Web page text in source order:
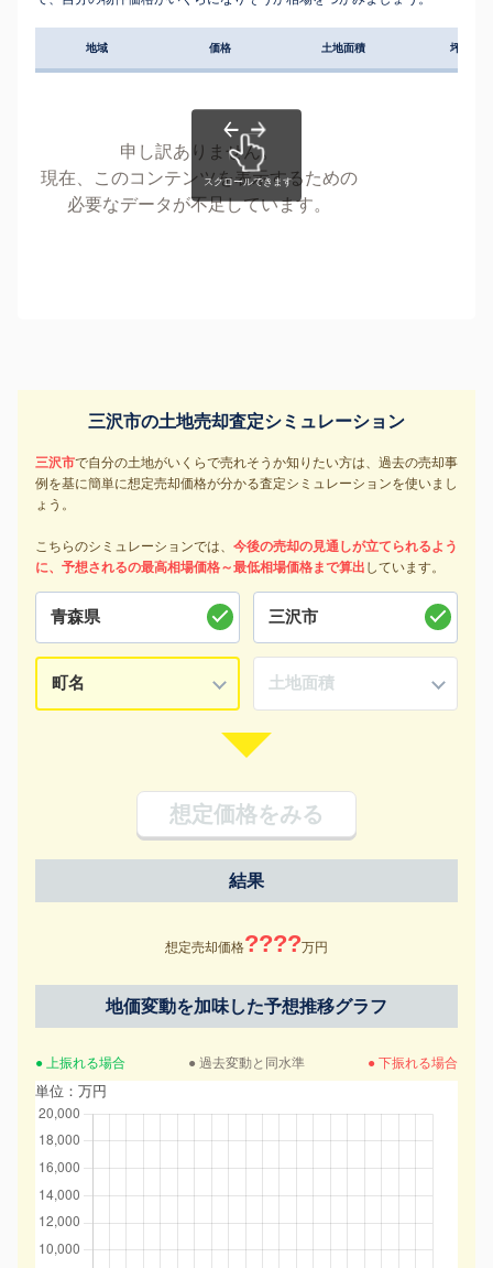
地域 価格 土地面積 坪単価
申し訳ありません。
現在、このコンテンツを表示するための
必要なデータが不足しています。
三沢市の土地売却査定シミュレーション
三沢市で自分の土地がいくらで売れそうか知りたい方は、過去の売却事
例を基に簡単に想定売却価格が分かる査定シミュレーションを使いまし
ょう。
こちらのシミュレーションでは、 今後の売却の見通しが立てられるよう
に、予想されるの最高相場価格～最低相場価格まで算出 しています。
想定価格をみる
結果
想定売却価格????万円
地価変動を加味した予想推移グラフ
● 上振れる場合 ● 過去変動と同水準 ● 下振れる場合
単位：万円